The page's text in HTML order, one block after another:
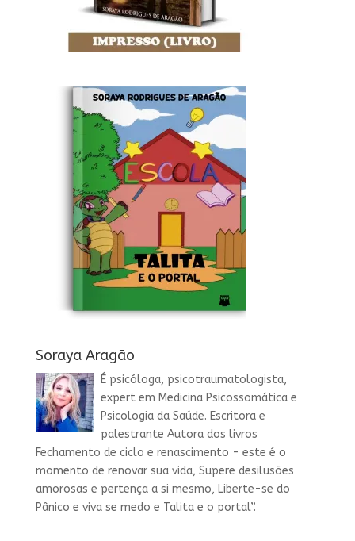
Soraya Aragão
É psicóloga, psicotraumatologista,
expert em Medicina Psicossomática e
Psicologia da Saúde. Escritora e
palestrante Autora dos livros
Fechamento de ciclo e renascimento - este é o
momento de renovar sua vida, Supere desilusões
amorosas e pertença a si mesmo, Liberte-se do
Pânico e viva se medo e Talita e o portal”.